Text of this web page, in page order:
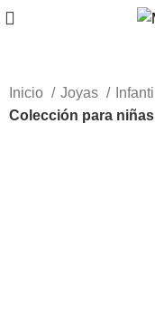
Inicio Joyas
Infantil
Colección para